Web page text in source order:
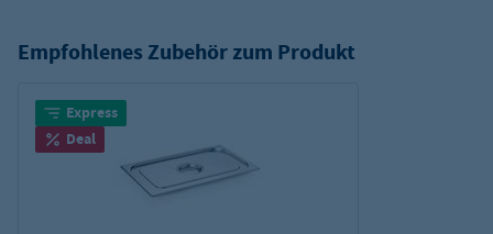
Empfohlenes Zubehör zum Produkt
Express
Deal